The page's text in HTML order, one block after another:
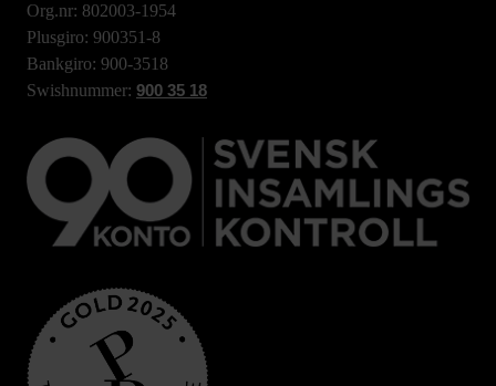
Org.nr: 802003-1954
Plusgiro: 900351-8
Bankgiro: 900-3518
Swishnummer: 900 35 18